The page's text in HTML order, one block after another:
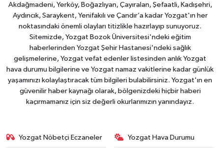
Akdağmadeni, Yerköy, Boğazlıyan, Çayıralan, Şefaatli, Kadışehri,
Aydıncık, Saraykent, Yenifakılı ve Çandır’a kadar Yozgat'ın her
noktasındaki önemli olayları titizlikle hazırlayıp sunuyoruz.
Sitemizde, Yozgat Bozok Üniversitesi'ndeki eğitim
haberlerinden Yozgat Şehir Hastanesi'ndeki sağlık
gelişmelerine, Yozgat vefat edenler listesinden anlık Yozgat
hava durumu bilgilerine ve Yozgat namaz vakitlerine kadar günlük
yaşamınızı kolaylaştıracak tüm bilgileri bulabilirsiniz. Yozgat'ın en
güvenilir haber kaynağı olarak, bölgenizdeki hiçbir haberi
kaçırmamanız için siz değerli okurlarımızın yanındayız.
Yozgat Nöbetçi Eczaneler Yozgat Hava Durumu